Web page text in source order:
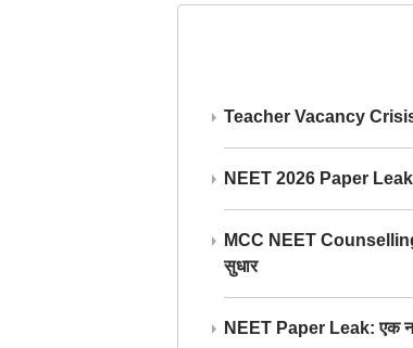
Teacher Vacancy Crisis:
NEET 2026 Paper Leak:
MCC NEET Counselling
सुधार
NEET Paper Leak: एक